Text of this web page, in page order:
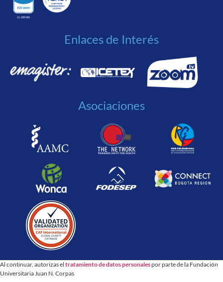
Enlaces de Interés
Asociaciones
Al continuar, autorizas el tratamiento de datos personalespor parte de la Fundación
Universitaria Juan N. Corpas